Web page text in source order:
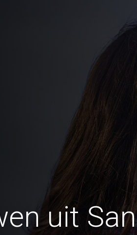
uit San